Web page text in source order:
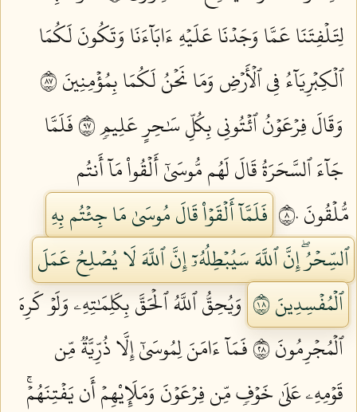
لِتَلۡفِتَنَا عَمَّا وَجَدۡنَا عَلَيۡهِ ءَابَآءَنَا وَتَكُونَ لَكُمَا
ٱلۡكِبۡرِيَآءُ فِي ٱلۡأَرۡضِ وَمَا نَحۡنُ لَكُمَا بِمُؤۡمِنِينَ ٧٨
وَقَالَ فِرۡعَوۡنُ ٱئۡتُونِي بِكُلِّ سَٰحِرٍ عَلِيمٖ ٧٩
فَلَمَّا
جَآءَ ٱلسَّحَرَةُ قَالَ لَهُم مُّوسَىٰٓ أَلۡقُواْ مَآ أَنتُم
مُّلۡقُونَ ٨٠
فَلَمَّآ أَلۡقَوۡاْ قَالَ مُوسَىٰ مَا جِئۡتُم بِهِ
ٱلسِّحۡرُۖ إِنَّ ٱللَّهَ سَيُبۡطِلُهُۥٓ إِنَّ ٱللَّهَ لَا يُصۡلِحُ عَمَلَ
ٱلۡمُفۡسِدِينَ ٨١
وَيُحِقُّ ٱللَّهُ ٱلۡحَقَّ بِكَلِمَٰتِهِۦ وَلَوۡ كَرِهَ
ٱلۡمُجۡرِمُونَ ٨٢
فَمَآ ءَامَنَ لِمُوسَىٰٓ إِلَّا ذُرِّيَّةٞ مِّن
قَوۡمِهِۦ عَلَىٰ خَوۡفٖ مِّن فِرۡعَوۡنَ وَمَلَإِيْهِمۡ أَن يَفۡتِنَهُمۡۚ